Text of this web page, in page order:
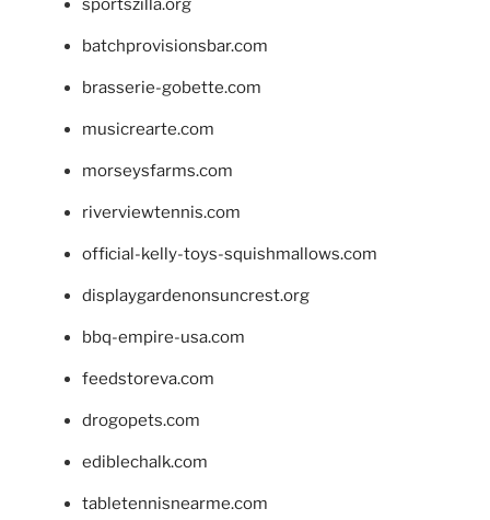
sportszilla.org
batchprovisionsbar.com
brasserie-gobette.com
musicrearte.com
morseysfarms.com
riverviewtennis.com
official-kelly-toys-squishmallows.com
displaygardenonsuncrest.org
bbq-empire-usa.com
feedstoreva.com
drogopets.com
ediblechalk.com
tabletennisnearme.com